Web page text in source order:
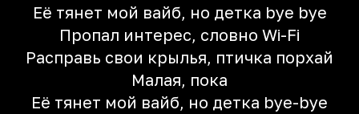
Её тянет мой вайб, но детка bye bye
Пропал интерес, словно Wi-Fi
Расправь свои крылья, птичка порхай
Малая, пока
Её тянет мой вайб, но детка bye-bye